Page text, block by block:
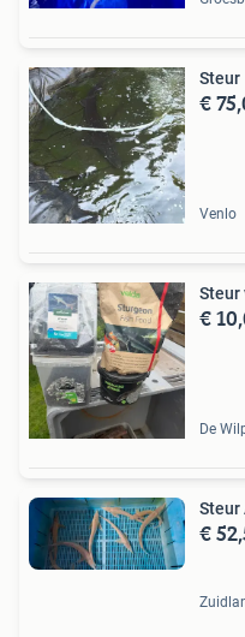
Steur
€
Venlo
Steur
€
De
Steur
€